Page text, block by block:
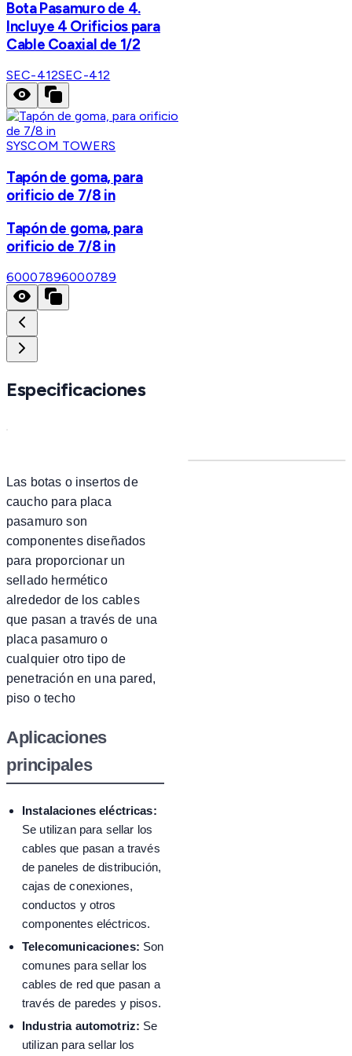
Bota Pasamuro de 4.
Incluye 4 Orificios para
Cable Coaxial de 1/2
SEC-412SEC-412
SYSCOM TOWERS
Tapón de goma, para
orificio de 7/8 in
Tapón de goma, para
orificio de 7/8 in
60007896000789
Especificaciones
Las botas o insertos de
caucho para placa
pasamuro son
componentes diseñados
para proporcionar un
sellado hermético
alrededor de los cables
que pasan a través de una
placa pasamuro o
cualquier otro tipo de
penetración en una pared,
piso o techo
Aplicaciones
principales
Instalaciones eléctricas:
Se utilizan para sellar los
cables que pasan a través
de paneles de distribución,
cajas de conexiones,
conductos y otros
componentes eléctricos.
Telecomunicaciones: Son
comunes para sellar los
cables de red que pasan a
través de paredes y pisos.
Industria automotriz: Se
utilizan para sellar los